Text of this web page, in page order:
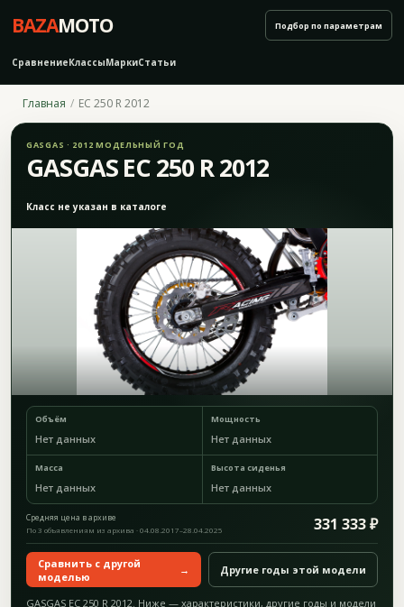
BAZAMOTO
СравнениеКлассыМаркиСтатьи
Подбор по параметрам
Главная EC 250 R 2012
GASGAS · 2012 МОДЕЛЬНЫЙ ГОД
GASGAS EC 250 R 2012
Класс не указан в каталоге
Объём
Нет данных
Мощность
Нет данных
Масса
Нет данных
Высота сиденья
Нет данных
Средняя цена в архиве 331 333 ₽
По 3 объявлениям из архива · 04.08.2017–28.04.2025
Сравнить с другой
моделью
→ Другие годы этой модели
GASGAS EC 250 R 2012. Ниже — характеристики, другие годы и модели